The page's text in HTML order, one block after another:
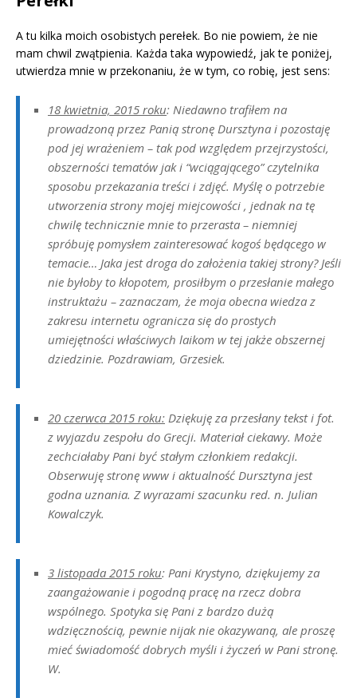
A tu kilka moich osobistych perełek. Bo nie powiem, że nie
mam chwil zwątpienia. Każda taka wypowiedź, jak te poniżej,
utwierdza mnie w przekonaniu, że w tym, co robię, jest sens:
18 kwietnia, 2015 roku: Niedawno trafiłem na
prowadzoną przez Panią stronę Dursztyna i pozostaję
pod jej wrażeniem – tak pod względem przejrzystości,
obszerności tematów jak i “wciągającego” czytelnika
sposobu przekazania treści i zdjęć. Myślę o potrzebie
utworzenia strony mojej miejcowości , jednak na tę
chwilę technicznie mnie to przerasta – niemniej
spróbuję pomysłem zainteresować kogoś będącego w
temacie… Jaka jest droga do założenia takiej strony? Jeśli
nie byłoby to kłopotem, prosiłbym o przesłanie małego
instruktażu – zaznaczam, że moja obecna wiedza z
zakresu internetu ogranicza się do prostych
umiejętności właściwych laikom w tej jakże obszernej
dziedzinie. Pozdrawiam, Grzesiek.
20 czerwca 2015 roku: Dziękuję za przesłany tekst i fot.
z wyjazdu zespołu do Grecji. Materiał ciekawy. Może
zechciałaby Pani być stałym członkiem redakcji.
Obserwuję stronę www i aktualność Dursztyna jest
godna uznania. Z wyrazami szacunku red. n. Julian
Kowalczyk.
3 listopada 2015 roku: Pani Krystyno, dziękujemy za
zaangażowanie i pogodną pracę na rzecz dobra
wspólnego. Spotyka się Pani z bardzo dużą
wdzięcznością, pewnie nijak nie okazywaną, ale proszę
mieć świadomość dobrych myśli i życzeń w Pani stronę.
W.